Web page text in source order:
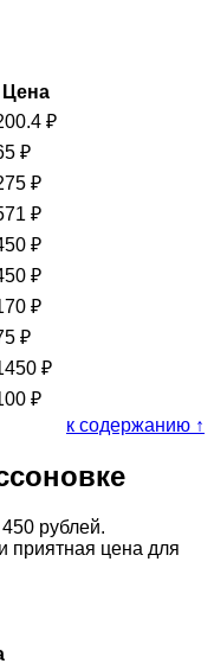
Цена
₽
₽
₽
₽
₽
₽
₽
₽
₽
₽
к содержанию ↑
рублей.
приятная цена для